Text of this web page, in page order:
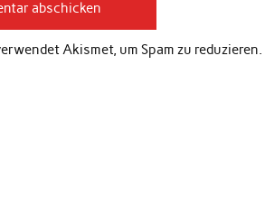
Akismet, um Spam zu reduzieren.